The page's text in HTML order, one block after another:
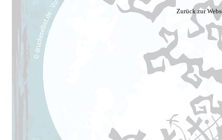
Zurück zur